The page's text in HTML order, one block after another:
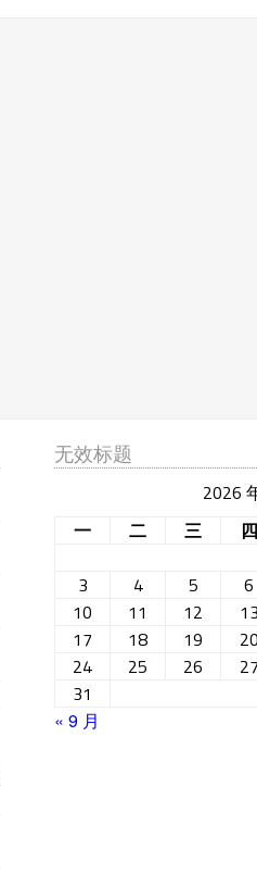
无效标题
2026
一
二 三 四
3
4 5 6
10
11 12 13
17
18 19 20
24
25 26 27
31
« 9 月